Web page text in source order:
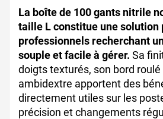
La boîte de 100 gants nitrile
taille L constitue une solution
professionnels recherchant
souple et facile à gérer. Sa
doigts texturés, son bord
ambidextre apportent des
directement utiles sur les
précision et changements